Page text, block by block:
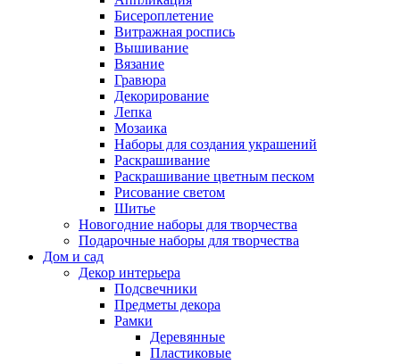
Бисероплетение
Витражная роспись
Вышивание
Вязание
Гравюра
Декорирование
Лепка
Мозаика
Наборы для создания украшений
Раскрашивание
Раскрашивание цветным песком
Рисование светом
Шитье
Новогодние наборы для творчества
Подарочные наборы для творчества
Дом и сад
Декор интерьера
Подсвечники
Предметы декора
Рамки
Деревянные
Пластиковые